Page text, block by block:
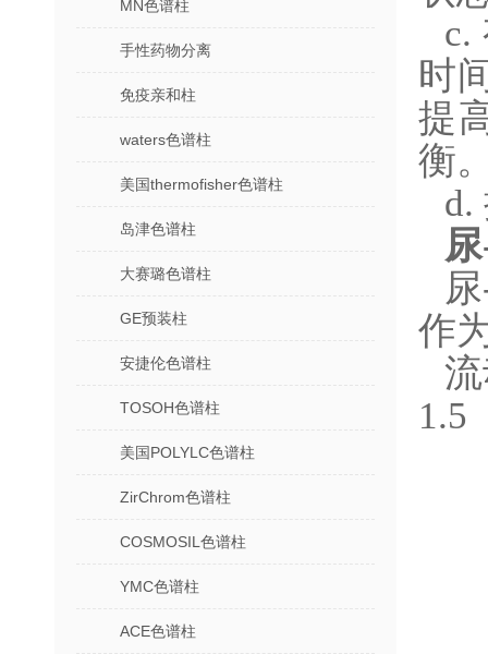
MN色谱柱
手性药物分离
免疫亲和柱
waters色谱柱
美国thermofisher色谱柱
岛津色谱柱
大赛璐色谱柱
GE预装柱
安捷伦色谱柱
TOSOH色谱柱
美国POLYLC色谱柱
ZirChrom色谱柱
COSMOSIL色谱柱
YMC色谱柱
ACE色谱柱
c.
时
提
衡
d.
作
1.5